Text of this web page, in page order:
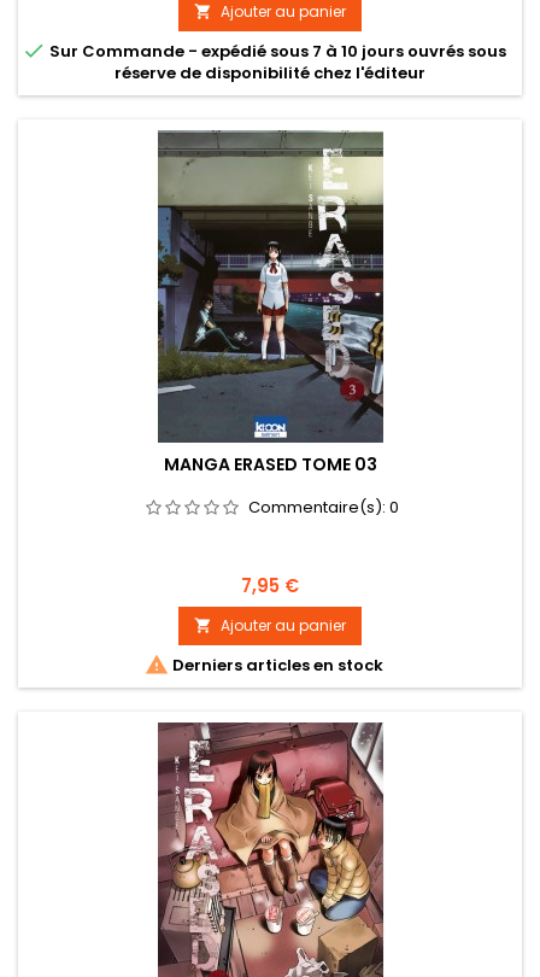
 Ajouter au panier
 Sur Commande - expédié sous 7 à 10 jours ouvrés sous
réserve de disponibilité chez l'éditeur
MANGA ERASED TOME 03
Commentaire(s): 0
Prix
7,95 €
 Ajouter au panier
 Derniers articles en stock